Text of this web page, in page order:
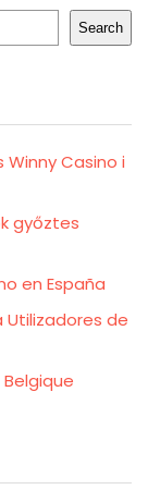
Search
Casino i
győztes
en España
Utilizadores de